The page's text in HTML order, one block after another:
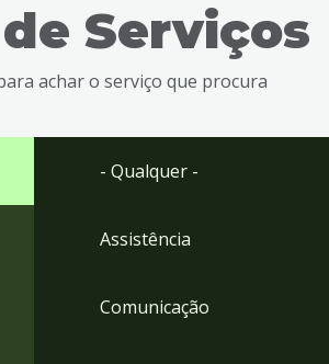
Serviços
achar o serviço que procura
- Qualquer -
Assistência
Comunicação